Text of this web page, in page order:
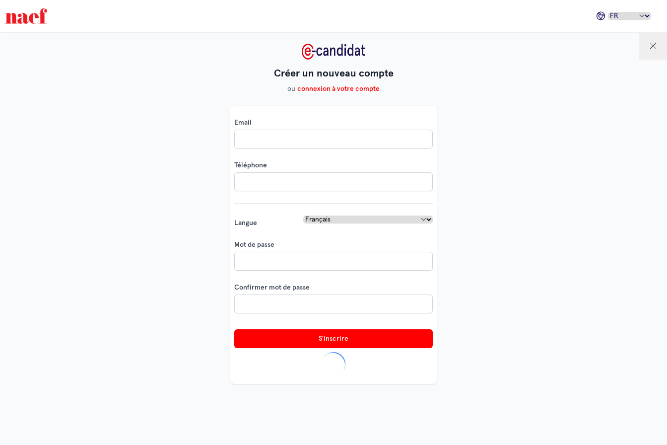
Créer un nouveau compte
ou connexion à votre compte
Email
Téléphone
Langue
Mot de passe
Confirmer mot de passe
S'inscrire